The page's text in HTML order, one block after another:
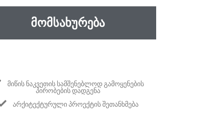
ᲛᲝᲛᲡᲐᲮᲣᲠᲔᲑᲐ
ᲛᲘᲬᲘᲡ ᲜᲐᲙᲕᲔᲗᲘᲡ ᲡᲐᲛᲨᲔᲜᲔᲑᲚᲝᲓ ᲒᲐᲛᲝᲧᲔᲜᲔᲑᲘᲡ
ᲞᲘᲠᲝᲑᲔᲑᲘᲡ ᲓᲐᲓᲒᲔᲜᲐ
ᲐᲠᲥᲘᲢᲔᲥᲢᲣᲠᲣᲚᲘ ᲞᲠᲝᲔᲥᲢᲘᲡ ᲨᲔᲗᲐᲜᲮᲛᲔᲑᲐ